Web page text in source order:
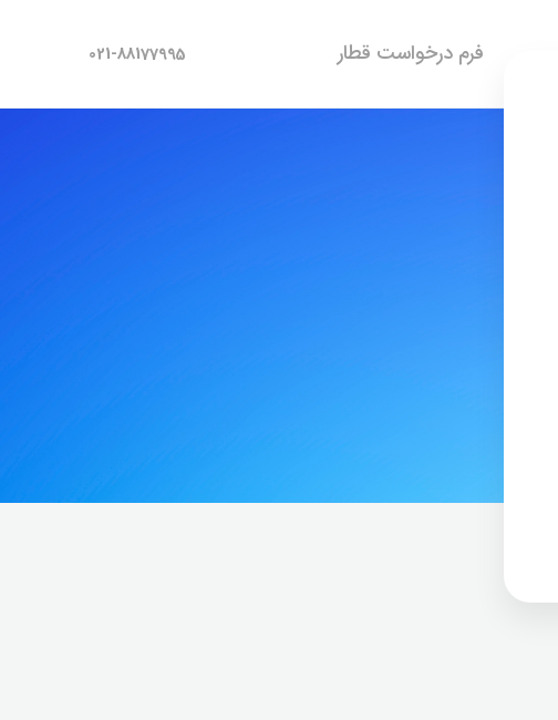
فرم درخواست قطار 021-88177995